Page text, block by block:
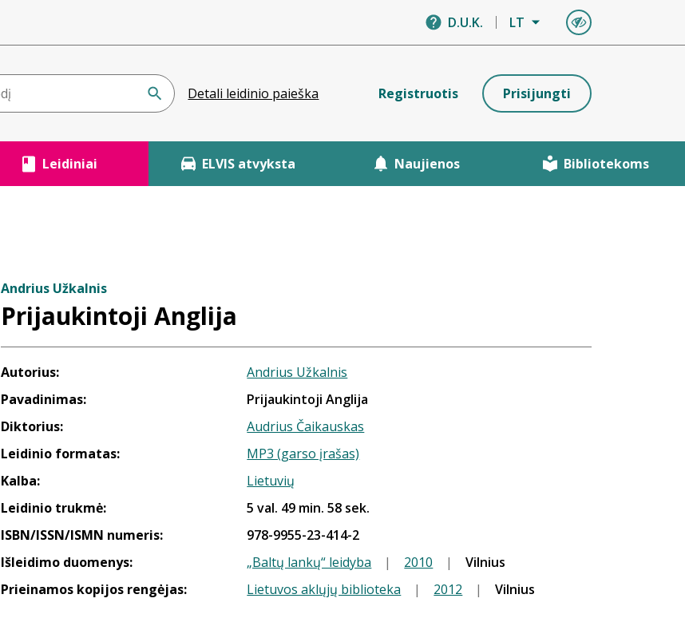
D.U.K. LT
Detali leidinio paieška Registruotis Prisijungti
Leidiniai ELVIS atvyksta Naujienos Bibliotekoms
Andrius Užkalnis
Prijaukintoji Anglija
Autorius:
Andrius Užkalnis
Pavadinimas:
Prijaukintoji Anglija
Diktorius:
Audrius Čaikauskas
Leidinio formatas:
MP3 (garso įrašas)
Kalba:
Lietuvių
Leidinio trukmė:
5 val. 49 min. 58 sek.
ISBN/ISSN/ISMN numeris:
978-9955-23-414-2
Išleidimo duomenys:
„Baltų lankų“ leidyba | 2010 |
Vilnius
Prieinamos kopijos rengėjas:
Lietuvos aklųjų biblioteka | 2012 | Vilnius